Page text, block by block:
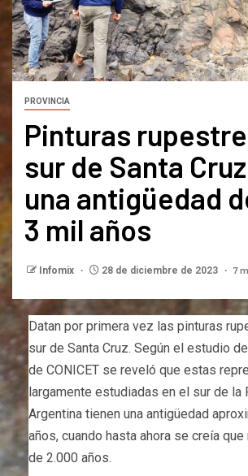
PROVINCIA
Pinturas
sur de Santa
una antigüedad
3 mil años
Infomix 28 de diciembre de 2023 7
Datan por primera vez las pinturas
sur de Santa Cruz. Según el estudio
de CONICET se reveló que estas
largamente estudiadas en el sur de la
Argentina tienen una antigüedad
años, cuando hasta ahora se creía que
de 2.000 años.